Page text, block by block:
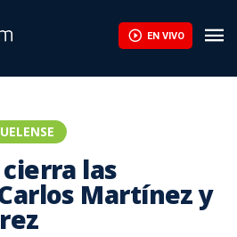
EN VIVO
las
Martínez y